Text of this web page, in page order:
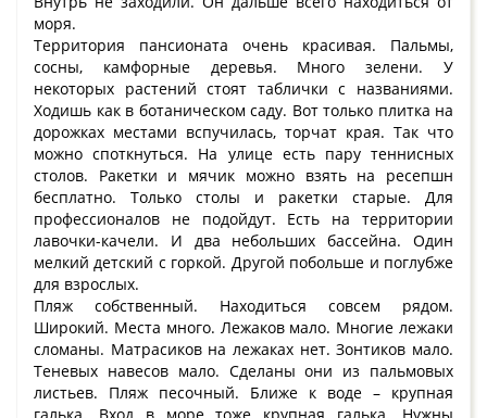
моря.
Территория пансионата очень красивая. Пальмы,
сосны, камфорные деревья. Много зелени. У
некоторых растений стоят таблички с названиями.
Ходишь как в ботаническом саду. Вот только плитка на
дорожках местами вспучилась, торчат края. Так что
можно споткнуться. На улице есть пару теннисных
столов. Ракетки и мячик можно взять на ресепшн
бесплатно. Только столы и ракетки старые. Для
профессионалов не подойдут. Есть на территории
лавочки-качели. И два небольших бассейна. Один
мелкий детский с горкой. Другой побольше и поглубже
для взрослых.
Пляж собственный. Находиться совсем рядом.
Широкий. Места много. Лежаков мало. Многие лежаки
сломаны. Матрасиков на лежаках нет. Зонтиков мало.
Теневых навесов мало. Сделаны они из пальмовых
листьев. Пляж песочный. Ближе к воде – крупная